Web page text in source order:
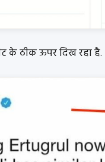
के ठीक ऊपर दिख रहा है.